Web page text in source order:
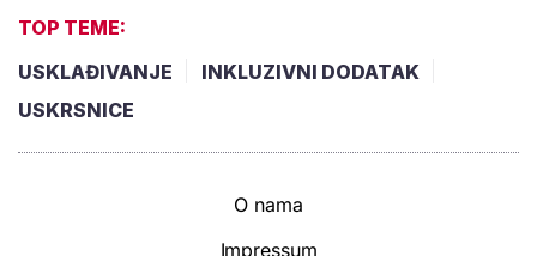
TOP TEME:
USKLAĐIVANJE
INKLUZIVNI DODATAK
USKRSNICE
O nama
Impressum